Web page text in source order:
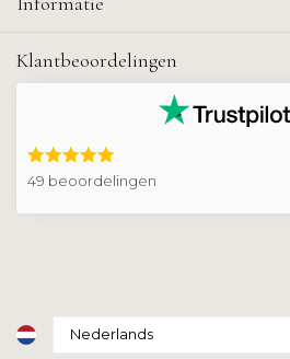
Klantbeoordelingen
49 beoordelingen